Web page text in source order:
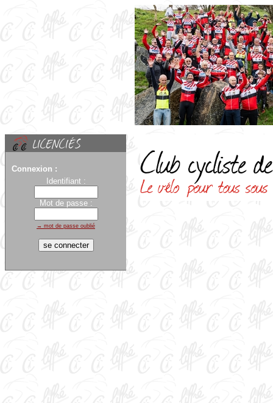
Connexion :
Identifiant :
Mot de passe :
→ mot de passe oublié